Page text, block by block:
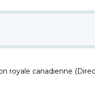
royale canadienne